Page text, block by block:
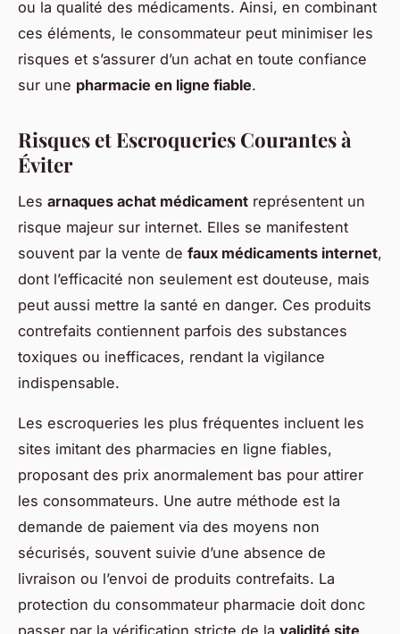
ou la qualité des médicaments. Ainsi, en combinant
ces éléments, le consommateur peut minimiser les
risques et s’assurer d’un achat en toute confiance
sur une pharmacie en ligne fiable.
Risques et Escroqueries Courantes à
Éviter
Les arnaques achat médicament représentent un
risque majeur sur internet. Elles se manifestent
souvent par la vente de faux médicaments internet,
dont l’efficacité non seulement est douteuse, mais
peut aussi mettre la santé en danger. Ces produits
contrefaits contiennent parfois des substances
toxiques ou inefficaces, rendant la vigilance
indispensable.
Les escroqueries les plus fréquentes incluent les
sites imitant des pharmacies en ligne fiables,
proposant des prix anormalement bas pour attirer
les consommateurs. Une autre méthode est la
demande de paiement via des moyens non
sécurisés, souvent suivie d’une absence de
livraison ou l’envoi de produits contrefaits. La
protection du consommateur pharmacie doit donc
passer par la vérification stricte de la validité site